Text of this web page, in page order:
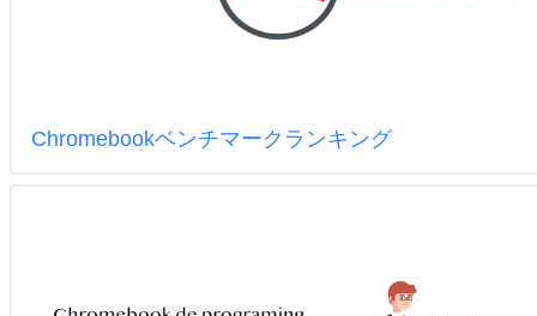
Chromebookベンチマークランキング